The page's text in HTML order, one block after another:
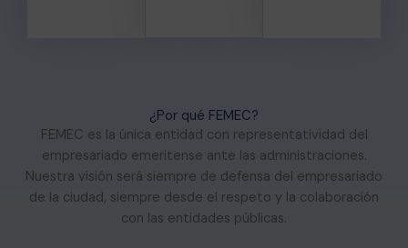
¿Por qué FEMEC?
FEMEC es la única entidad con representatividad del
empresariado emeritense ante las administraciones.
Nuestra visión será siempre de defensa del empresariado
de la ciudad, siempre desde el respeto y la colaboración
con las entidades públicas.